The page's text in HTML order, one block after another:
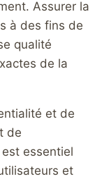
Assurer la
à des fins de
qualité
de la
et de
de
essentiel
et